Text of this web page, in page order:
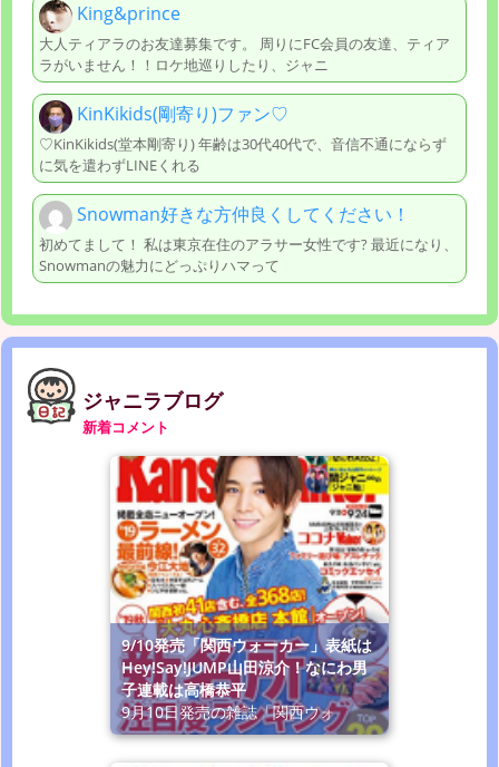
King&prince
大人ティアラのお友達募集です。 周りにFC会員の友達、ティア
ラがいません！！ロケ地巡りしたり、ジャニ
KinKikids(剛寄り)ファン♡
♡KinKikids(堂本剛寄り) 年齢は30代40代で、音信不通にならず
に気を遣わずLINEくれる
Snowman好きな方仲良くしてください！
初めてまして！ 私は東京在住のアラサー女性です? 最近になり、
Snowmanの魅力にどっぷりハマって
ジャニラブログ
新着コメント
9/10発売「関西ウォーカー」表紙は
Hey!Say!JUMP山田涼介！なにわ男
子連載は高橋恭平
9月10日発売の雑誌「関西ウォ